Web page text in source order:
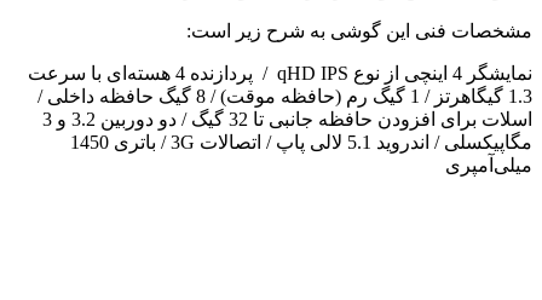
مشخصات فنی این گوشی به شرح زیر است:
نمایشگر 4 اینچی از نوع qHD IPS / پردازنده 4 هسته‌ای با سرعت
1.3 گیگاهرتز / 1 گیگ رم (حافظه موقت) / 8 گیگ حافظه داخلی /
اسلات برای افزودن حافظه جانبی تا 32 گیگ / دو دوربین 3.2 و 3
مگاپیکسلی / اندروید 5.1 لالی پاپ / اتصالات 3G / باتری 1450
میلی‌آمپری